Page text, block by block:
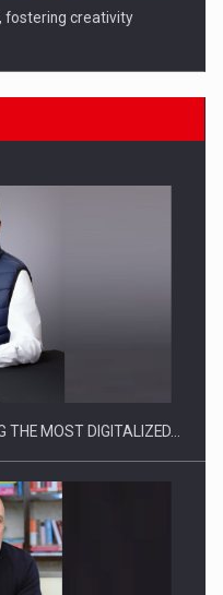
fostering creativity
- Technology and…
THE MOST DIGITALIZED…